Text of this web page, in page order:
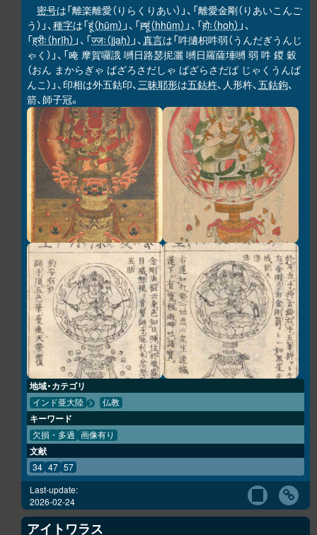
密号は「離楽離愛（りらくりあい）」、「離愛金剛（りあいこんご
う）」、種字は「हूं（hūṃ） 」、「ह्हूं（hhūṃ） 」、「होः（hoḥ） 」、
「ह्रीः（hrīḥ） 」、「ज्जः（jjaḥ） 」、真言は「吽擿枳吽弱（うんだぎうんじ
ゃく）」、「唵 摩賀囉誐 嚩日路瑟抳灑 嚩日羅薩埵嚩 弱 吽 鍐 穀
（おん まからぎゃ ばざろさだしゃ ばざらさだば じゃくうんば
んこ）」、印相は外五鈷印、三昧耶形は五鈷杵、人形杵、五鈷鉤、
箭、師子冠。
地域・カテゴリ
インド亜大陸 仏教
キーワード
欠損・多過 画像有り
文献
34 47 57
Last-update:
2026-02-24
アイトワラス